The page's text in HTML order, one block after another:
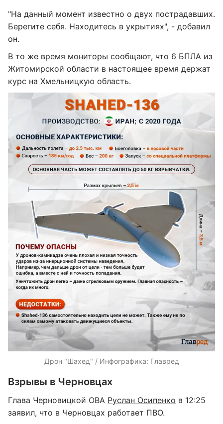
"На данный момент известно о двух пострадавших.
Берегите себя. Находитесь в укрытиях", - добавил
он.
В то же время мониторы сообщают, что 6 БПЛА из
Житомирской области в настоящее время держат
курс на Хмельницкую область.
Дрон "Шахед" / Инфографика: Главред
Взрывы в Черновцах
Глава Черновицкой ОВА Руслан Осипенко в 12:25
заявил, что в Черновцах работает ПВО.